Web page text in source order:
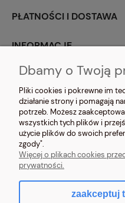
PŁATNOŚCI I DOSTAWA
INFORMACJE
O NAS
NOSIMYSIE.PL Sylwia Kiołbasa |
6452270209 | tel.509 525
Dbamy o Twoją
Pliki cookies i pokrewne im
działanie strony i pomagają
potrzeb. Możesz
wszystkich tych plików i
użycie plików do swoich
zgody".
Więcej o plikach cookies
prywatności.
zaakceptuj